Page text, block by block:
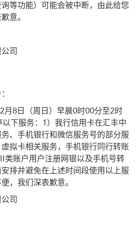
等功能）可能会被中断，由此给您
意。
司
月8日（周日）早晨0时00分至2时
下服务：1）我行信用卡在汇丰中
、手机银行和微信服务号的部分服
拟卡相关服务，手机银行同行转账
类账户用户注册网银以及手机号转
排并避免在上述时间段使用以上服
，我们深表歉意。
司